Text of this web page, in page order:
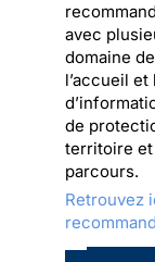
avec
domaine
l’accueil
de
territoire
parcours.
Retrouvez